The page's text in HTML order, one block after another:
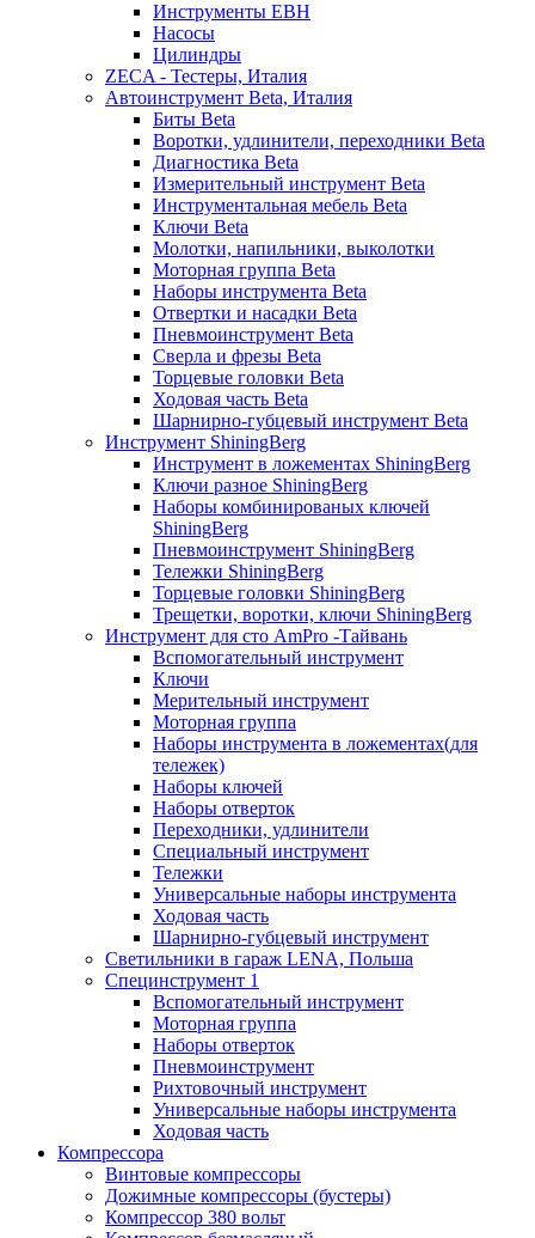
Инструменты EBH
Насосы
Цилиндры
ZECA - Тестеры, Италия
Автоинструмент Beta, Италия
Биты Beta
Воротки, удлинители, переходники Beta
Диагностика Beta
Измерительный инструмент Beta
Инструментальная мебель Beta
Ключи Beta
Молотки, напильники, выколотки
Моторная группа Beta
Наборы инструмента Beta
Отвертки и насадки Beta
Пневмоинструмент Beta
Сверла и фрезы Beta
Торцевые головки Beta
Ходовая часть Beta
Шарнирно-губцевый инструмент Beta
Инструмент ShiningBerg
Инструмент в ложементах ShiningBerg
Ключи разное ShiningBerg
Наборы комбинированых ключей
ShiningBerg
Пневмоинструмент ShiningBerg
Тележки ShiningBerg
Торцевые головки ShiningBerg
Трещетки, воротки, ключи ShiningBerg
Инструмент для сто AmPro -Тайвань
Вспомогательный инструмент
Ключи
Мерительный инструмент
Моторная группа
Наборы инструмента в ложементах(для
тележек)
Наборы ключей
Наборы отверток
Переходники, удлинители
Специальный инструмент
Тележки
Универсальные наборы инструмента
Ходовая часть
Шарнирно-губцевый инструмент
Светильники в гараж LENA, Польша
Специнструмент 1
Вспомогательный инструмент
Моторная группа
Наборы отверток
Пневмоинструмент
Рихтовочный инструмент
Универсальные наборы инструмента
Ходовая часть
Компрессора
Винтовые компрессоры
Дожимные компрессоры (бустеры)
Компрессор 380 вольт